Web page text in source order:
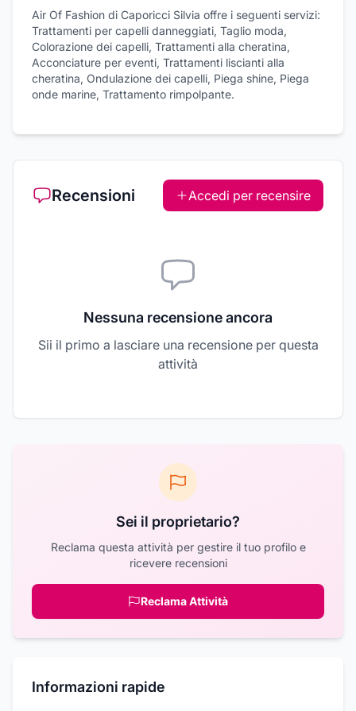
Air Of Fashion di Caporicci Silvia offre i seguenti servizi:
Trattamenti per capelli danneggiati, Taglio moda,
Colorazione dei capelli, Trattamenti alla cheratina,
Acconciature per eventi, Trattamenti liscianti alla
cheratina, Ondulazione dei capelli, Piega shine, Piega
onde marine, Trattamento rimpolpante.
Recensioni Accedi per recensire
Nessuna recensione ancora
Sii il primo a lasciare una recensione per questa
attività
Sei il proprietario?
Reclama questa attività per gestire il tuo profilo e
ricevere recensioni
Reclama Attività
Informazioni rapide